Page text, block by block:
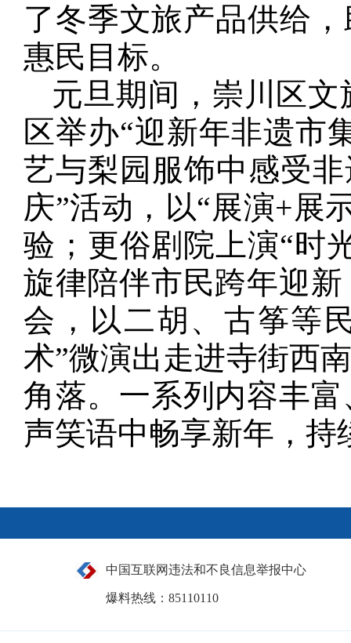
了冬季文旅产品供给
惠民目标。
元旦期间，崇川区
区举办“迎新年非遗市
艺与梨园服饰中感受
庆”活动，以“展演+展
验；更俗剧院上演“时
旋律陪伴市民跨年迎
会，以二胡、古筝等
术”微演出走进寺街西
角落。一系列内容丰
声笑语中畅享新年，持
中国互联网违法和不良信息举报中心
爆料热线：85110110